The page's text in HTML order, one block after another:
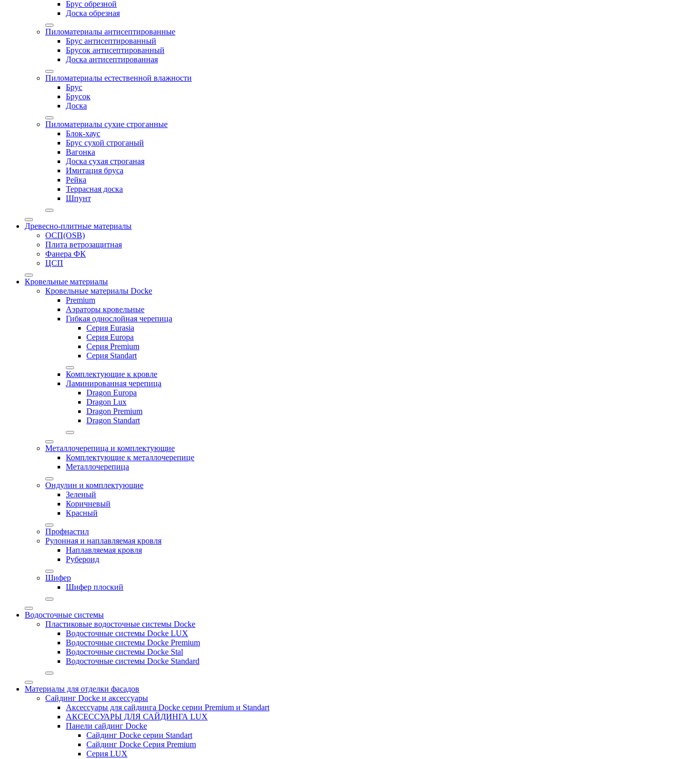
Брус обрезной
Доска обрезная
Пиломатериалы антисептированные
Брус антисептированный
Брусок антисептированный
Доска антисептированная
Пиломатериалы естественной влажности
Брус
Брусок
Доска
Пиломатериалы сухие строганные
Блок-хаус
Брус сухой строганый
Вагонка
Доска сухая строганая
Имитация бруса
Рейка
Террасная доска
Шпунт
Древесно-плитные материалы
ОСП(OSB)
Плита ветрозащитная
Фанера ФК
ЦСП
Кровельные материалы
Кровельные материалы Docke
Premium
Аэраторы кровельные
Гибкая однослойная черепица
Серия Eurasia
Серия Europa
Серия Premium
Серия Standart
Комплектующие к кровле
Ламинированная черепица
Dragon Europa
Dragon Lux
Dragon Premium
Dragon Standart
Металлочерепица и комплектующие
Комплектующие к металлочерепице
Металлочерепица
Ондулин и комплектующие
Зеленый
Коричневый
Красный
Профнастил
Рулонная и наплавляемая кровля
Наплавляемая кровля
Рубероид
Шифер
Шифер плоский
Водосточные системы
Пластиковые водосточные системы Docke
Водосточные системы Docke LUX
Водосточные системы Docke Premium
Водосточные системы Docke Stal
Водосточные системы Docke Standard
Материалы для отделки фасадов
Сайдинг Docke и аксессуары
Аксессуары для сайдинга Docke серии Premium и Standart
АКСЕССУАРЫ ДЛЯ САЙДИНГА LUX
Панели сайдинг Docke
Cайдинг Docke серии Standart
Сайдинг Docke Серия Premium
Серия LUX